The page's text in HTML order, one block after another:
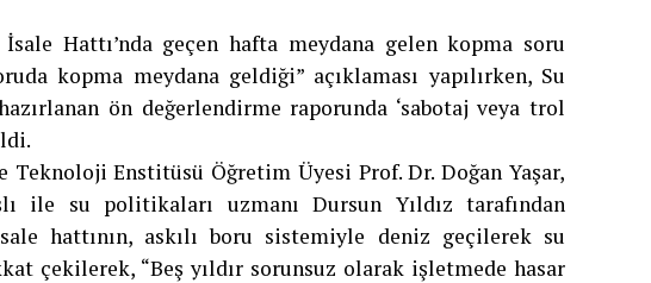
Hattı’nda geçen hafta meydana gelen kopma soru
kopma meydana geldiği” açıklaması yapılırken, Su
ön değerlendirme raporunda ‘sabotaj veya trol
Enstitüsü Öğretim Üyesi Prof. Dr. Doğan Yaşar,
ile su politikaları uzmanı Dursun Yıldız tarafından
hattının, askılı boru sistemiyle deniz geçilerek su
çekilerek, “Beş yıldır sorunsuz olarak işletmede hasar